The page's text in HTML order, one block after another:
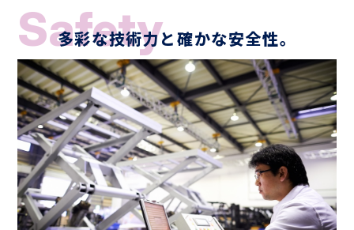
多彩な技術力と確かな安全性。
Safety